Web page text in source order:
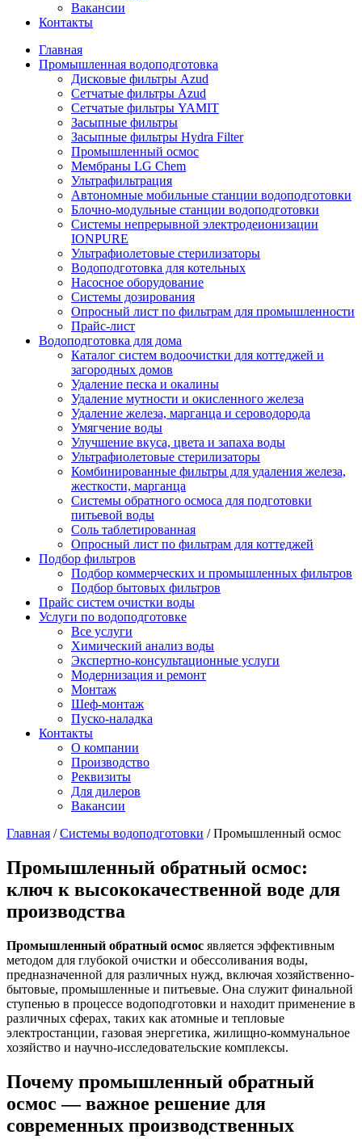
Вакансии
Контакты
Главная
Промышленная водоподготовка
Дисковые фильтры Azud
Сетчатые фильтры Azud
Сетчатые фильтры YAMIT
Засыпные фильтры
Засыпные фильтры Hydra Filter
Промышленный осмос
Мембраны LG Chem
Ультрафильтрация
Автономные мобильные станции водоподготовки
Блочно-модульные станции водоподготовки
Системы непрерывной электродеионизации
IONPURE
Ультрафиолетовые стерилизаторы
Водоподготовка для котельных
Насосное оборудование
Системы дозирования
Опросный лист по фильтрам для промышленности
Прайс-лист
Водоподготовка для дома
Каталог систем водоочистки для коттеджей и
загородных домов
Удаление песка и окалины
Удаление мутности и окисленного железа
Удаление железа, марганца и сероводорода
Умягчение воды
Улучшение вкуса, цвета и запаха воды
Ультрафиолетовые стерилизаторы
Комбинированные фильтры для удаления железа,
жесткости, марганца
Системы обратного осмоса для подготовки
питьевой воды
Соль таблетированная
Опросный лист по фильтрам для коттеджей
Подбор фильтров
Подбор коммерческих и промышленных фильтров
Подбор бытовых фильтров
Прайс систем очистки воды
Услуги по водоподготовке
Все услуги
Химический анализ воды
Экспертно-консультационные услуги
Модернизация и ремонт
Монтаж
Шеф-монтаж
Пуско-наладка
Контакты
О компании
Производство
Реквизиты
Для дилеров
Вакансии
Главная /Системы водоподготовки /Промышленный осмос
Промышленный обратный осмос:
ключ к высококачественной воде для
производства
Промышленный обратный осмос является эффективным
методом для глубокой очистки и обессоливания воды,
предназначенной для различных нужд, включая хозяйственно-
бытовые, промышленные и питьевые. Она служит финальной
ступенью в процессе водоподготовки и находит применение в
различных сферах, таких как атомные и тепловые
электростанции, газовая энергетика, жилищно-коммунальное
хозяйство и научно-исследовательские комплексы.
Почему промышленный обратный
осмос — важное решение для
современных производственных